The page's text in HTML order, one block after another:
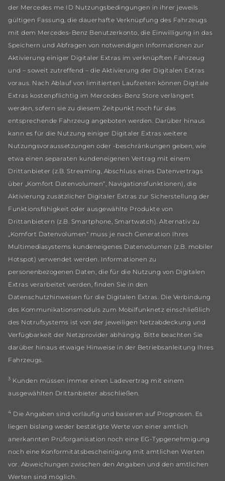
der Mercedes me ID Nutzungsbedingungen in ihrer jeweils
gültigen Fassung, die dauerhafte Verknüpfung des Fahrzeugs
mit dem Mercedes‑Benz Benutzerkonto, die Einwilligung in das
Speichern und Abfragen von notwendigen Informationen zur
Aktivierung einiger Digitaler Extras im verknüpften Fahrzeug
und – soweit zutreffend – die Aktivierung der Digitalen Extras
voraus. Nach Ablauf von limitierten Laufzeiten können Digitale
Extras kostenpflichtig im Mercedes‑Benz Store verlängert
werden, sofern sie zu diesem Zeitpunkt noch für das
entsprechende Fahrzeug angeboten werden. Darüber hinaus
kann es für die Nutzung einiger Digitaler Extras weitere
Nutzungsvoraussetzungen oder -beschränkungen geben, wie
etwa einen separaten kundeneigenen Vertrag mit einem
Drittanbieter (z.B. Streaming, Abschluss eines Datenvertrags
über „Komfort Datenvolumen“, Navigationsfunktionen), die
Aktivierung zusätzlicher Digitaler Extras zur Sicherstellung der
Funktionsfähigkeit oder ausgewählte Produkte von
Drittanbietern (z.B. Smartphone, Smartwatch). Alternativ zu
„Komfort Datenvolumen“ muss je nach Generation Ihres
Multimediasystems kundeneigenes Datenvolumen (z.B. mobiler
Hotspot) verwendet werden. Informationen zu
personenbezogenen Daten, die für die Nutzung von Digitalen
Extras verarbeitet werden, finden Sie in den
Datenschutzhinweisen für die Digitalen Extras. Die Verbindung
des Kommunikationsmoduls zum Mobilfunknetz einschließlich
des Notrufsystems ist von der jeweiligen Netzabdeckung und
Verfügbarkeit der Netzprovider abhängig. Bitte beachten Sie
darüber hinaus etwaige Hinweise in der Betriebsanleitung Ihres
Fahrzeugs.
3 Kunden müssen immer einen Ladevertrag mit einem
ausgewählten Drittanbieter abschließen.
4 Die Angaben sind vorläufig und basieren auf Prognosen. Es
liegen bislang weder bestätigte Werte von einer amtlich
anerkannten Prüforganisation noch eine EG-Typgenehmigung
noch eine Konformitätsbescheinigung mit amtlichen Werten
vor. Abweichungen zwischen den Angaben und den amtlichen
Werten sind möglich.